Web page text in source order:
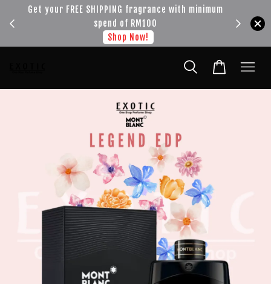
Get your FREE SHIPPING fragrance with minimum
spend of RM100
Shop Now!